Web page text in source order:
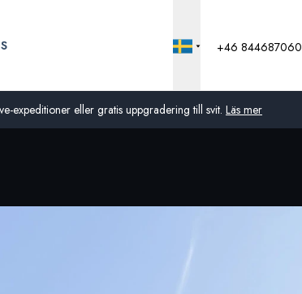
expeditioner eller gratis uppgradering till svit. Läs mer
+46 844687060